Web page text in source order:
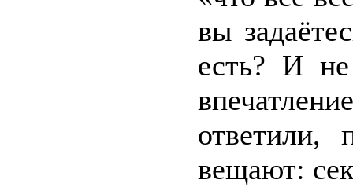
вы
есть? И не
ответили,
вещают: